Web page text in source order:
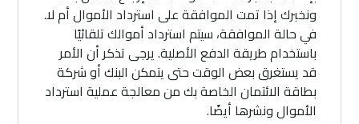
ونخبرك إذا تمت الموافقة على استرداد الأموال أم لا.
في حالة الموافقة، سيتم استرداد أموالك تلقائيًا
باستخدام طريقة الدفع الأصلية. يرجى تذكر أن الأمر
قد يستغرق بعض الوقت حتى يتمكن البنك أو شركة
بطاقة الائتمان الخاصة بك من معالجة عملية استرداد
الأموال ونشرها أيضًا.